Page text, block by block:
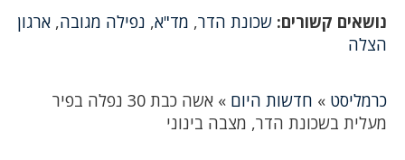
נושאים קשורים: שכונת הדר, מד"א, נפילה מגובה, ארגון
הצלה
כרמליסט » חדשות היום »
אשה כבת 30 נפלה בפיר
מעלית בשכונת הדר, מצבה בינוני